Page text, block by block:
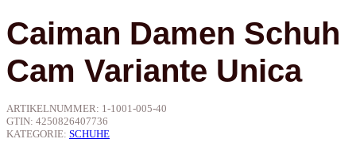
Caiman Damen Schuh
Cam Variante Unica
ARTIKELNUMMER: 1-1001-005-40
GTIN: 4250826407736
KATEGORIE: SCHUHE